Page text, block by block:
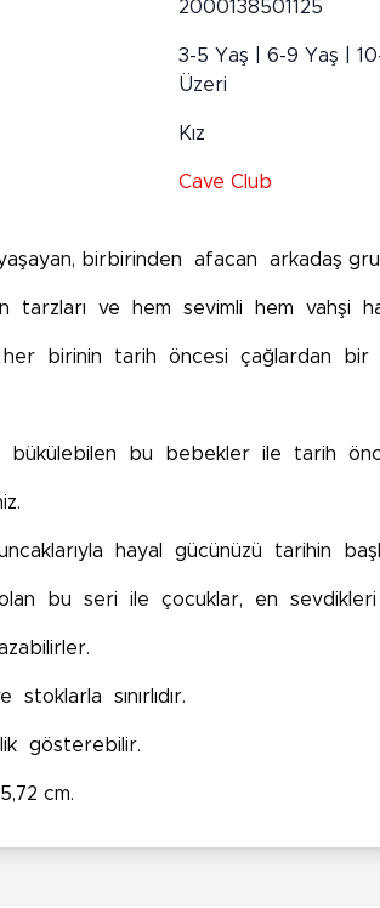
2000138501125
3-5 Yaş | 6-9 Yaş |
Üzeri
Kız
Cave Club
yaşayan, birbirinden afacan arkadaş
tarzları ve hem sevimli hem vahşi
her birinin tarih öncesi çağlardan bir
bükülebilen bu bebekler ile tarih
hayal gücünüzü tarihin
bu seri ile çocuklar, en
sınırlıdır.
gösterebilir.
cm.